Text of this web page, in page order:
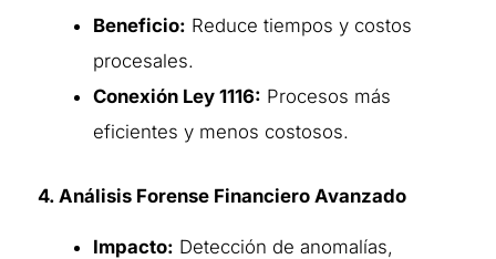
Beneficio: Reduce tiempos y costos
procesales.
Conexión Ley 1116: Procesos más
eficientes y menos costosos.
4. Análisis Forense Financiero Avanzado
Impacto: Detección de anomalías,